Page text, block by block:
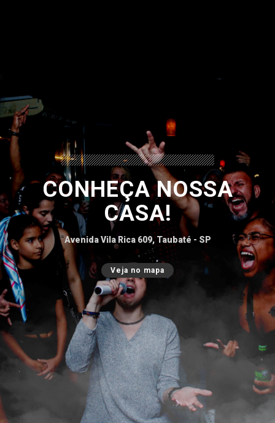
CONHEÇA NOSSA
CASA!
Avenida Vila Rica 609, Taubaté - SP
Veja no mapa